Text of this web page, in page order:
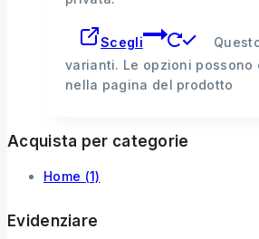
Scegli
varianti. Le opzioni possono
nella pagina del prodotto
Acquista per categorie
Home (1)
Evidenziare